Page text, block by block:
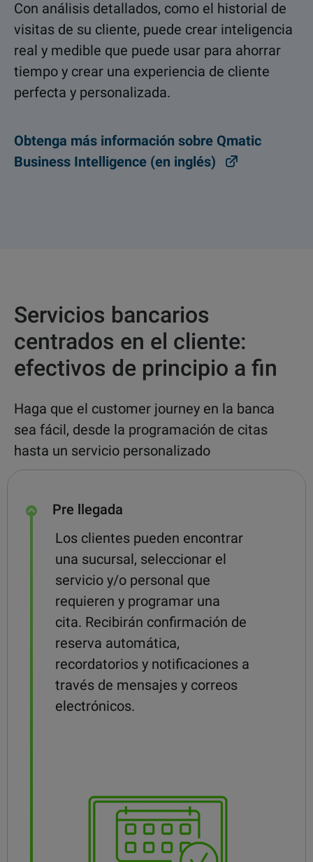
Con análisis detallados, como el historial de
visitas de su cliente, puede crear inteligencia
real y medible que puede usar para ahorrar
tiempo y crear una experiencia de cliente
perfecta y personalizada.
Obtenga más información sobre Qmatic
Business Intelligence (en inglés)
Servicios bancarios
centrados en el cliente:
efectivos de principio a fin
Haga que el customer journey en la banca
sea fácil, desde la programación de citas
hasta un servicio personalizado
Pre llegada
Los clientes pueden encontrar
una sucursal, seleccionar el
servicio y/o personal que
requieren y programar una
cita. Recibirán confirmación de
reserva automática,
recordatorios y notificaciones a
través de mensajes y correos
electrónicos.